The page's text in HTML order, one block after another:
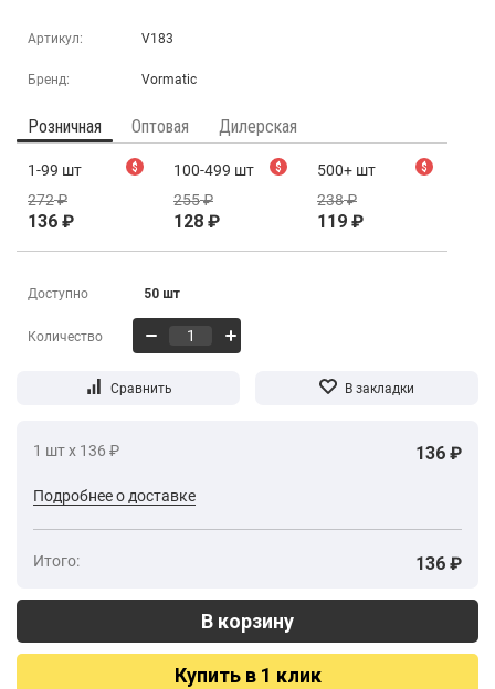
Артикул: V183
Бренд: Vormatic
Розничная Оптовая Дилерская
1-99 шт $
272₽
136 ₽
100-499 шт $
255₽
128 ₽
500+ шт $
238₽
119 ₽
Доступно 50 шт
Количество
1 шт х 136 ₽ 136 ₽
Подробнее о доставке
Итого: 136 ₽
Купить в 1 клик